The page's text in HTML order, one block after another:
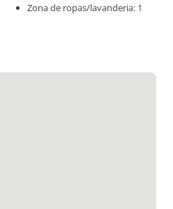
Zona de ropas/lavanderia: 1